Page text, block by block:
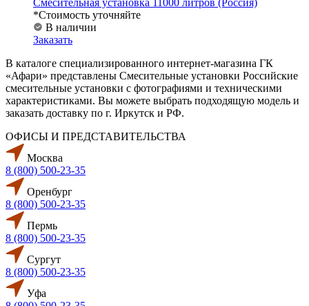
*Стоимость уточняйте
В наличии
Заказать
В каталоге специализированного интернет-магазина ГК
«Афари» представлены Смесительные установки Российские
смесительные установки с фотографиями и техническими
характеристиками. Вы можете выбрать подходящую модель и
заказать доставку по г. Иркутск и РФ.
ОФИСЫ И ПРЕДСТАВИТЕЛЬСТВА
Москва
8 (800) 500-23-35
Оренбург
8 (800) 500-23-35
Пермь
8 (800) 500-23-35
Сургут
8 (800) 500-23-35
Уфа